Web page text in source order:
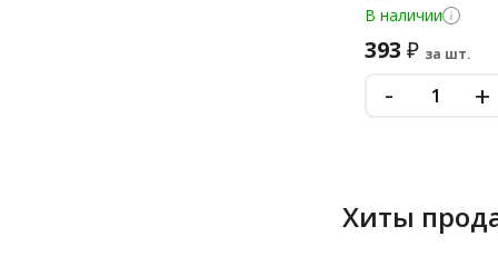
В наличии
393 ₽ за шт.
- +
Хиты